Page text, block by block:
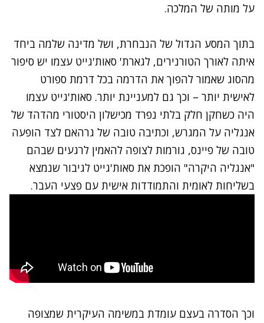
על מותה של המלכה.
בתוך המסע הגדול של הנבחרת, ושל מדינה שלמה ביחד
איתה לאורך הטורנירים, לגארת' סאות'גייט עצמו יש סיפור
מהסוג שאמור להפוך את הדרמה בכל דרמת ספורט
לאישית יותר – וכך גם למעניינת יותר. סאות'גייט עצמו
היה כשחקן חלק בלתי נפרד מכישלון היסטורי מהדהד של
אנגליה על המגרש, וכתיבה טובה של גרהאם לצד הופעה
טובה של פיינס, גורמות לצופה להאמין לרגעים שבהם
"אנגליה היקרה" הופכת את סאות'גייט לגיבור שנמצא
בשליחות לאומית והתמודדות אישית עם פצעי העבר.
וכך הסדרה בעצם עומדת במשימה העיקרית שמצופה